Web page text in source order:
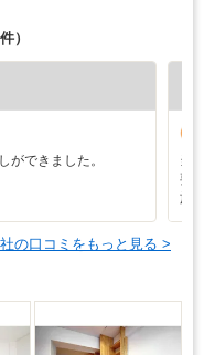
）
ができました。
当
要
施
の口コミをもっと見る >